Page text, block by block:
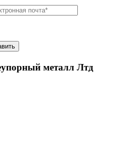
металл Лтд